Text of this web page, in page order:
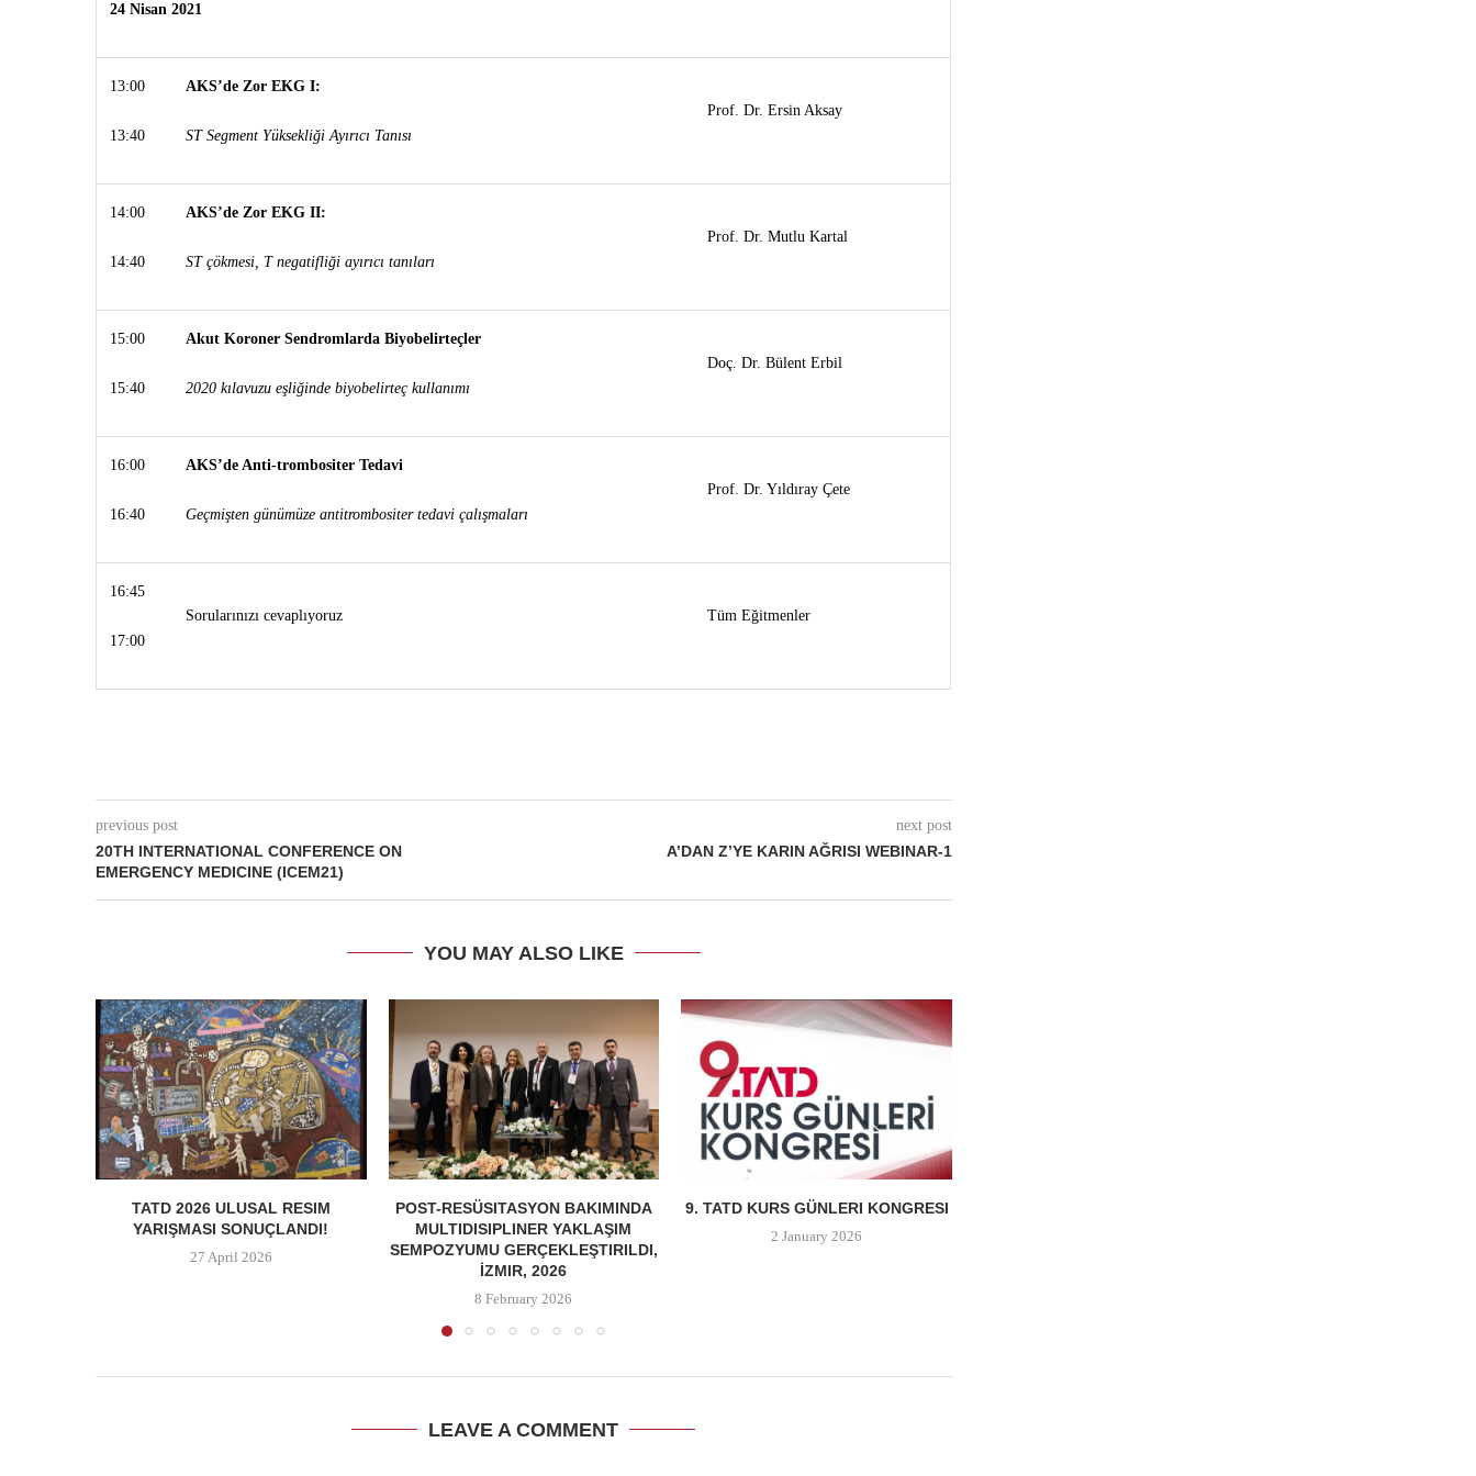
24 Nisan 2021
13:00
13:40
AKS’de Zor EKG I:
ST Segment Yüksekliği Ayırıcı Tanısı
Prof. Dr. Ersin Aksay
14:00
14:40
AKS’de Zor EKG II:
ST çökmesi, T negatifliği ayırıcı tanıları
Prof. Dr. Mutlu Kartal
15:00
15:40
Akut Koroner Sendromlarda Biyobelirteçler
2020 kılavuzu eşliğinde biyobelirteç kullanımı
Doç. Dr. Bülent Erbil
16:00
16:40
AKS’de Anti-trombositer Tedavi
Geçmişten günümüze antitrombositer tedavi çalışmaları
Prof. Dr. Yıldıray Çete
16:45
17:00
Sorularınızı cevaplıyoruz Tüm Eğitmenler
previous post
20TH INTERNATIONAL CONFERENCE ON
EMERGENCY MEDICINE (ICEM21)
next post
A’DAN Z’YE KARIN AĞRISI WEBINAR-1
YOU MAY ALSO LIKE
TATD 2026 ULUSAL RESIM
YARIŞMASI SONUÇLANDI!
27 April 2026
POST-RESÜSITASYON BAKIMINDA
MULTIDISIPLINER YAKLAŞIM
SEMPOZYUMU GERÇEKLEŞTIRILDI,
İZMIR, 2026
8 February 2026
9. TATD KURS GÜNLERI KONGRESI
2 January 2026
LEAVE A COMMENT